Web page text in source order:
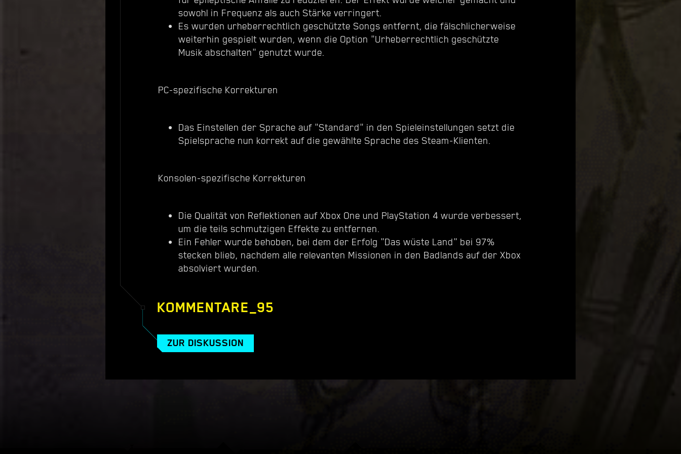
sowohl in Frequenz als auch Stärke verringert.
Es wurden urheberrechtlich geschützte Songs entfernt, die fälschlicherweise
weiterhin gespielt wurden, wenn die Option "Urheberrechtlich geschützte
Musik abschalten" genutzt wurde.
PC-spezifische Korrekturen
Das Einstellen der Sprache auf "Standard" in den Spieleinstellungen setzt die
Spielsprache nun korrekt auf die gewählte Sprache des Steam-Klienten.
Konsolen-spezifische Korrekturen
Die Qualität von Reflektionen auf Xbox One und PlayStation 4 wurde verbessert,
um die teils schmutzigen Effekte zu entfernen.
Ein Fehler wurde behoben, bei dem der Erfolg "Das wüste Land" bei 97%
stecken blieb, nachdem alle relevanten Missionen in den Badlands auf der Xbox
absolviert wurden.
KOMMENTARE_95
ZUR DISKUSSION